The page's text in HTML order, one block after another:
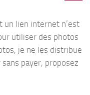
un lien internet n’est
utiliser des photos
je ne les distribue
payer, proposez